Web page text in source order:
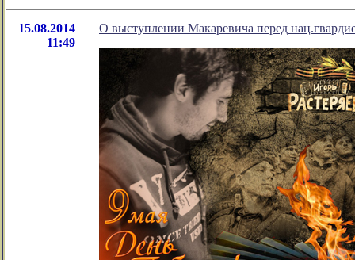
15.08.2014
11:49
О выступлении Макаревича перед